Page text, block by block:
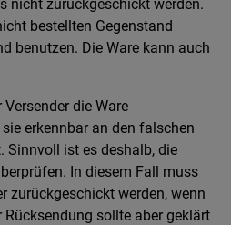
nicht zurückgeschickt werden.
bestellten Gegenstand
benutzen. Die Ware kann auch
die Ware
erkennbar an den falschen
Sinnvoll ist es deshalb, die
In diesem Fall muss
zurückgeschickt werden, wenn
Rücksendung sollte aber geklärt